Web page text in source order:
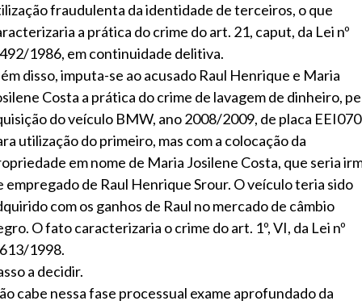
fraudulenta da identidade de terceiros, o que
a prática do crime do art. 21, caput, da Lei nº
1986, em continuidade delitiva.
disso, imputa-se ao acusado Raul Henrique e Maria
Costa a prática do crime de lavagem de dinheiro,
do veículo BMW, ano 2008/2009, de placa
utilização do primeiro, mas com a colocação da
em nome de Maria Josilene Costa, que seria
empregado de Raul Henrique Srour. O veículo teria sido
com os ganhos de Raul no mercado de câmbio
O fato caracterizaria o crime do art. 1º, VI, da Lei nº
1998.
a decidir.
cabe nessa fase processual exame aprofundado da